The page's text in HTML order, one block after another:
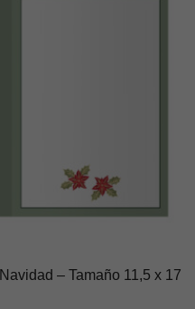
– Tamaño 11,5 x 17